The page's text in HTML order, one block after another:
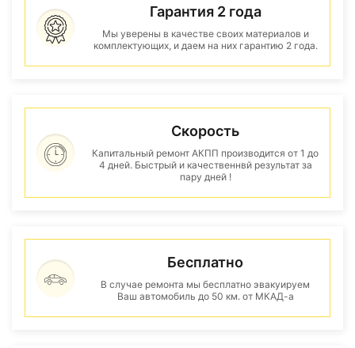
Гарантия 2 года
Мы уверены в качестве своих материалов и
комплектующих, и даем на них гарантию 2 года.
Скорость
Капитальный ремонт АКПП производится от 1 до
4 дней. Быстрый и качественнвй результат за
пару дней !
Бесплатно
В случае ремонта мы бесплатно эвакуируем
Ваш автомобиль до 50 км. от МКАД-а